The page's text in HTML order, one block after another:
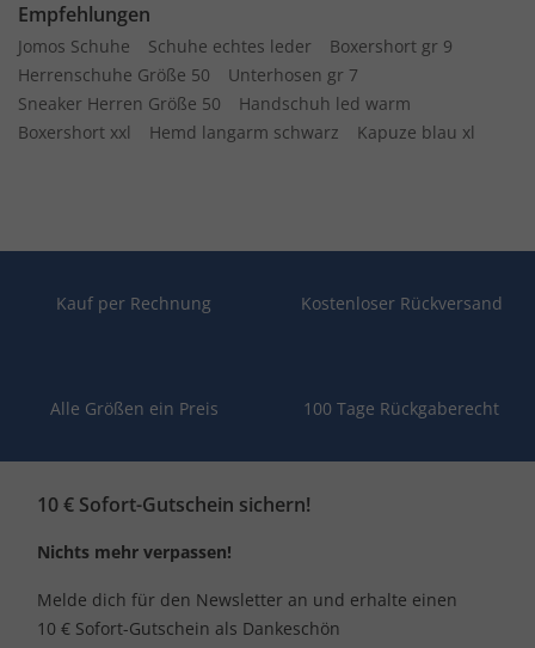
Empfehlungen
Jomos Schuhe Schuhe echtes leder
Boxershort gr 9
Herrenschuhe Größe 50
Unterhosen gr 7
Sneaker Herren Größe 50
Handschuh led warm
Boxershort xxl
Hemd langarm schwarz Kapuze blau xl
Kauf per Rechnung Kostenloser Rückversand
Alle Größen ein Preis 100 Tage Rückgaberecht
10 € Sofort-Gutschein sichern!
Nichts mehr verpassen!
Melde dich für den Newsletter an und erhalte einen
10 € Sofort-Gutschein als Dankeschön